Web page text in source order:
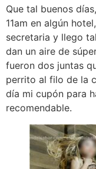
Que tal buenos
11am en algún
secretaria y llego
dan un aire de
fueron dos juntas
perrito al filo de la
día mi cupón para
recomendable.